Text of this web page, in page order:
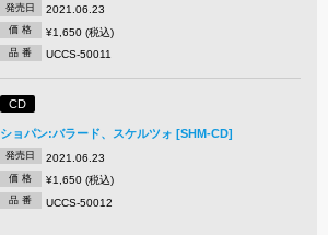
発売日 2021.06.23
価 格 ¥1,650 (税込)
品 番 UCCS-50011
CD
ショパン:バラード、スケルツォ [SHM-CD]
発売日 2021.06.23
価 格 ¥1,650 (税込)
品 番 UCCS-50012